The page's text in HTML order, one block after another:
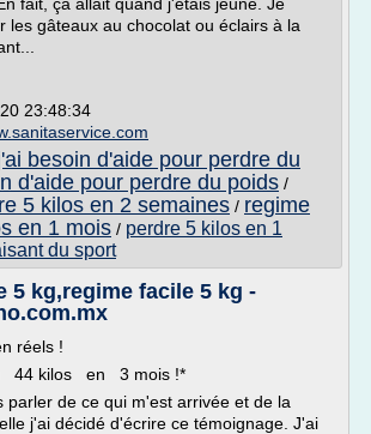
les gâteaux au chocolat ou éclairs à la
23:48:34
besoin d'aide pour perdre du
d'aide pour perdre du poids /
5 kilos en 2 semaines / regime
en 1 mois / perdre 5 kilos en 1
du sport
5 kg,regime facile 5 kg -
réels !
44 kilos en 3 mois !*
parler de ce qui m'est arrivée et de la
j'ai décidé d'écrire ce témoignage. J'ai